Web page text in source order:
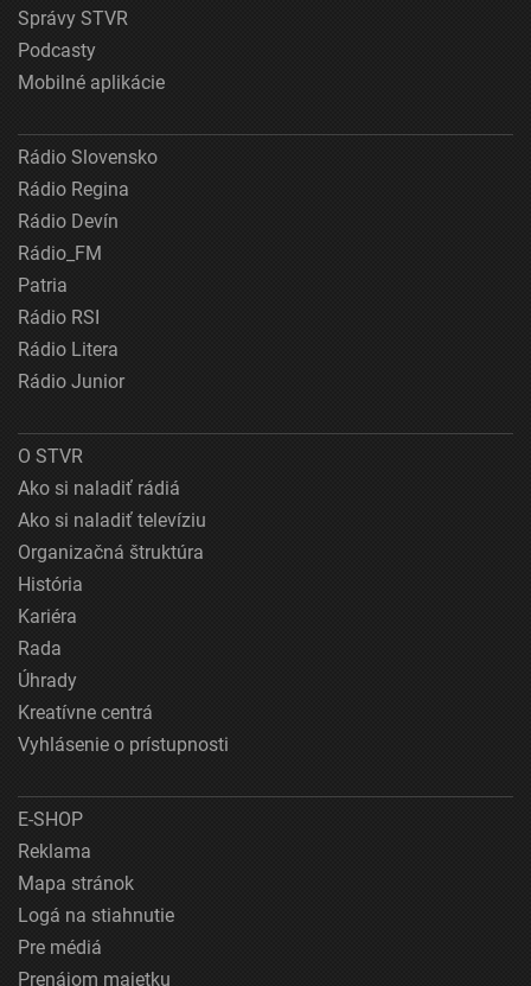
Správy STVR
Podcasty
Mobilné aplikácie
Rádio Slovensko
Rádio Regina
Rádio Devín
Rádio_FM
Patria
Rádio RSI
Rádio Litera
Rádio Junior
O STVR
Ako si naladiť rádiá
Ako si naladiť televíziu
Organizačná štruktúra
História
Kariéra
Rada
Úhrady
Kreatívne centrá
Vyhlásenie o prístupnosti
E-SHOP
Reklama
Mapa stránok
Logá na stiahnutie
Pre médiá
Prenájom majetku